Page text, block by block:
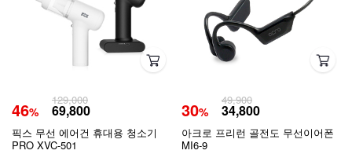
46%
129,000
69,800
픽스 무선 에어건 휴대용 청소기
PRO XVC-501
30%
49,900
34,800
아크로 프리런 골전도 무선이어폰
MI6-9